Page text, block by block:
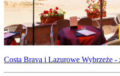
Costa Brava i Lazurowe Wybrzeże -